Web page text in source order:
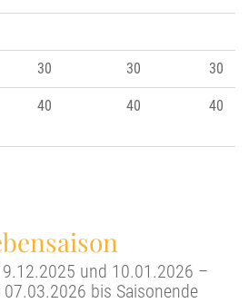
30 30 30
40 40 40
und 10.01.2026 –
bis Saisonende